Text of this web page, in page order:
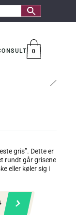
0
gris”. Dette er
rundt går grisene
eller køler sig i